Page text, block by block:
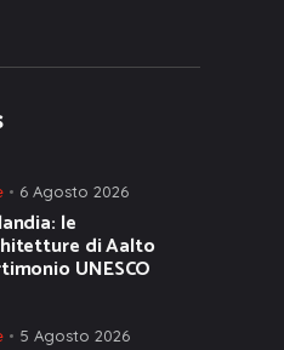
6 Agosto 2026
le
di Aalto
UNESCO
5 Agosto 2026